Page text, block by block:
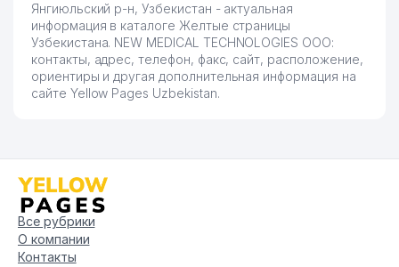
Янгиюльский р-н, Узбекистан - актуальная
информация в каталоге Желтые страницы
Узбекистана. NEW MEDICAL TECHNOLOGIES ООО:
контакты, адрес, телефон, факс, сайт, расположение,
ориентиры и другая дополнительная информация на
сайте Yellow Pages Uzbekistan.
Все рубрики
О компании
Контакты